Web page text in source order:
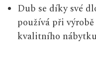
Dub se díky své
používá při
kvalitního